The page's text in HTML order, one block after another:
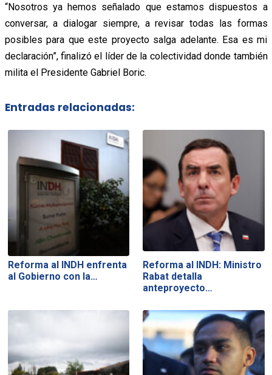
“Nosotros ya hemos señalado que estamos dispuestos a
conversar, a dialogar siempre, a revisar todas las formas
posibles para que este proyecto salga adelante. Esa es mi
declaración”, finalizó el líder de la colectividad donde también
milita el Presidente Gabriel Boric.
Entradas relacionadas:
Reforma al INDH enfrenta
al Gobierno con la…
Reforma al INDH: Ministro
Rabat detalla
anteproyecto…